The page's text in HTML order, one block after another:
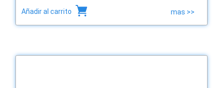
Añadir al carrito mas >>